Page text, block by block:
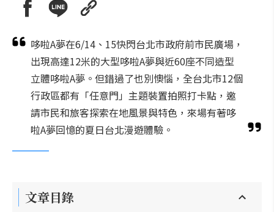
哆啦A夢在6/14、15快閃台北市政府前市民廣場，
出現高達12米的大型哆啦A夢與近60座不同造型
立體哆啦A夢。但錯過了也別懊惱，全台北市12個
行政區都有「任意門」主題裝置拍照打卡點，邀
請市民和旅客探索在地風景與特色，來場有著哆
啦A夢回憶的夏日台北漫遊體驗。
文章目錄